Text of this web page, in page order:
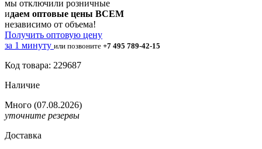
мы отключили розничные
идаем оптовые цены ВСЕМ
независимо от объема!
Получить оптовую цену
за 1 минуту или позвоните +7 495 789-42-15
Код товара: 229687
Наличие
Много (07.08.2026)
уточните резервы
Доставка